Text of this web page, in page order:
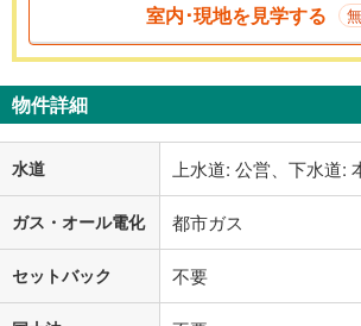
室内･現地を見学する
物件詳細
水道 上水道: 公営、下水道:
ガス・オール電化 都市ガス
セットバック 不要